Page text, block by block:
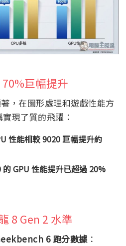
巨幅提升
，在圖形處理和遊戲性能方
現了質的飛躍：
性能相較 9020 巨幅提升約
GPU 性能提升已超過 20%
8 Gen 2 水準
6 跑分數據：